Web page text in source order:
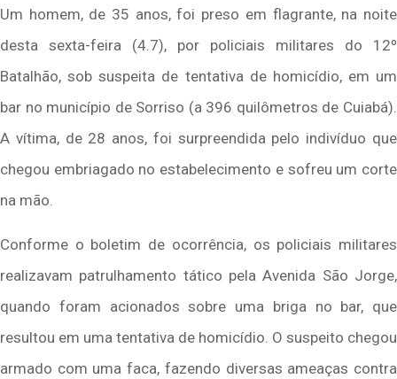
Um homem, de 35 anos, foi preso em flagrante, na noite
desta sexta-feira (4.7), por policiais militares do 12º
Batalhão, sob suspeita de tentativa de homicídio, em um
bar no município de Sorriso (a 396 quilômetros de Cuiabá).
A vítima, de 28 anos, foi surpreendida pelo indivíduo que
chegou embriagado no estabelecimento e sofreu um corte
na mão.
Conforme o boletim de ocorrência, os policiais militares
realizavam patrulhamento tático pela Avenida São Jorge,
quando foram acionados sobre uma briga no bar, que
resultou em uma tentativa de homicídio. O suspeito chegou
armado com uma faca, fazendo diversas ameaças contra